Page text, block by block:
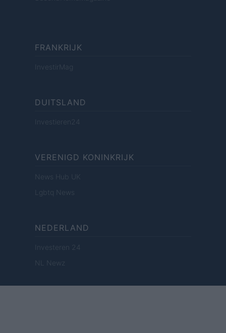
FRANKRIJK
InvestirMag
DUITSLAND
Investieren24
VERENIGD KONINKRIJK
News Hub UK
Lgbtq News
NEDERLAND
Investeren 24
NL Newz